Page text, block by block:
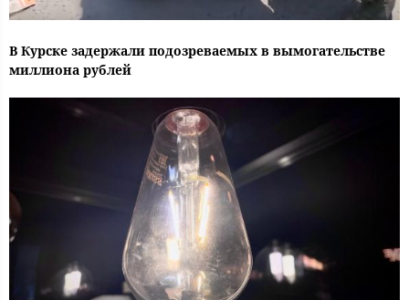
В Курске задержали подозреваемых в вымогательстве
миллиона рублей